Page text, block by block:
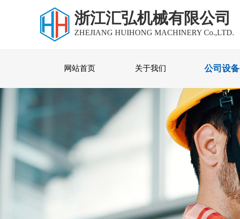
浙江汇弘机械有限公司
ZHEJIANG HUIHONG MACHINERY Co.,LTD.
网站首页 关于我们 公司设备